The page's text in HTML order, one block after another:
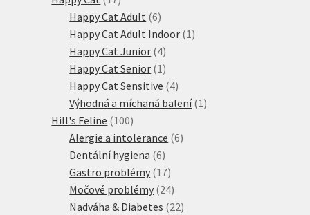
produktů
Happy Cat Adult 66
produktů
Happy Cat Adult Indoor 1 1
Happy Cat Junior 44
produkty
Happy Cat Senior 1 1
produkt
Happy Cat Sensitive 44
produkty
Výhodná a míchaná balení 1 1
Hill's Feline 100100
produktů
Alergie a intolerance 66
Dentální hygiena 66
produktů
Gastro problémy 1717
produktů
Močové problémy 2424
produktů
Nadváha & Diabetes 2222